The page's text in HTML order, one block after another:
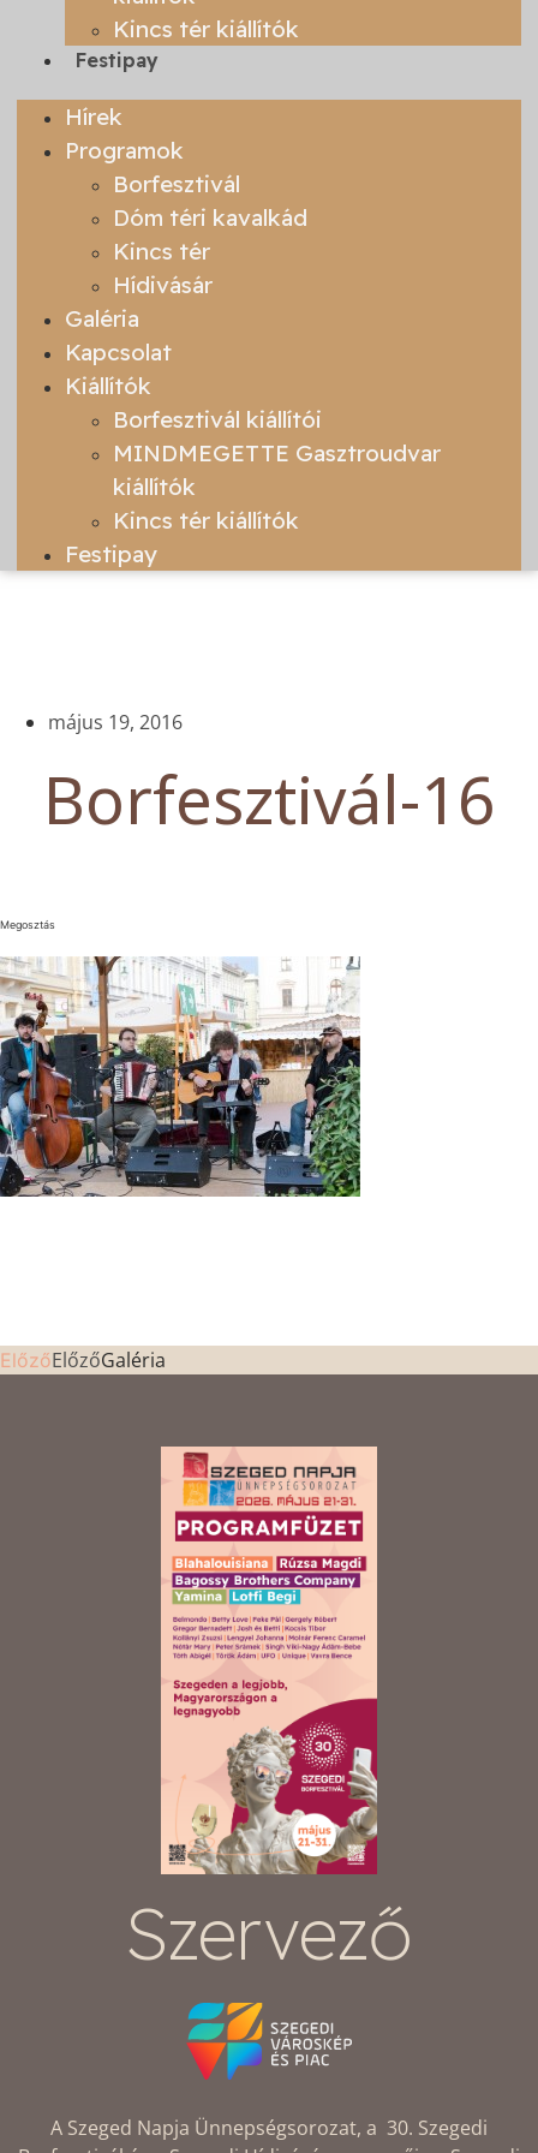
Kincs tér kiállítók
Festipay
Hírek
Programok
Borfesztivál
Dóm téri kavalkád
Kincs tér
Hídivásár
Galéria
Kapcsolat
Kiállítók
Borfesztivál kiállítói
MINDMEGETTE Gasztroudvar
kiállítók
Kincs tér kiállítók
Festipay
május 19, 2016
Borfesztivál-16
Megosztás
ElőzőElőzőGaléria
Szervező
A Szeged Napja Ünnepségsorozat, a 30. Szegedi